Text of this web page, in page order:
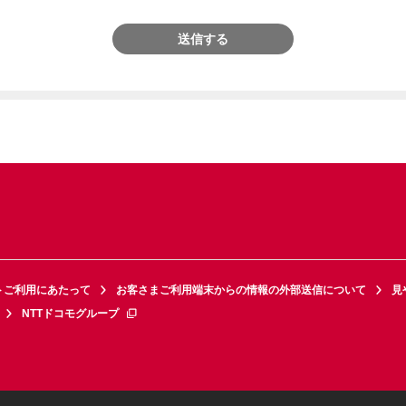
送信する
ご利用にあたって お客さまご利用端末からの情報の外部送信について
見
NTTドコモグループ